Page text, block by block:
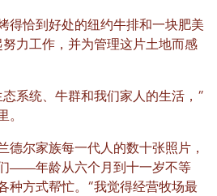
得恰到好处的纽约牛排和一块肥美
力工作，并为管理这片土地而感
系统、牛群和我们家人的生活，”
。
德尔家族每一代人的数十张照片，
——年龄从六个月到十一岁不等
方式帮忙。“我觉得经营牧场最